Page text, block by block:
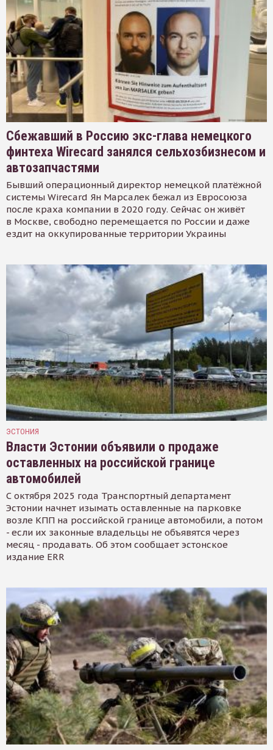
Сбежавший в Россию экс-глава немецкого
финтеха Wirecard занялся сельхозбизнесом и
автозапчастями
Бывший операционный директор немецкой платёжной
системы Wirecard Ян Марсалек бежал из Евросоюза
после краха компании в 2020 году. Сейчас он живёт
в Москве, свободно перемещается по России и даже
ездит на оккупированные территории Украины
ЭСТОНИЯ
Власти Эстонии объявили о продаже
оставленных на российской границе
автомобилей
С октября 2025 года Транспортный департамент
Эстонии начнет изымать оставленные на парковке
возле КПП на российской границе автомобили, а потом
- если их законные владельцы не объявятся через
месяц - продавать. Об этом сообщает эстонское
издание ERR